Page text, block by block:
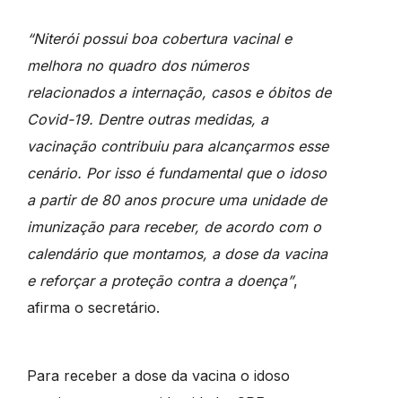
“Niterói possui boa cobertura vacinal e
melhora no quadro dos números
relacionados a internação, casos e óbitos de
Covid-19. Dentre outras medidas, a
vacinação contribuiu para alcançarmos esse
cenário. Por isso é fundamental que o idoso
a partir de 80 anos procure uma unidade de
imunização para receber, de acordo com o
calendário que montamos, a dose da vacina
e reforçar a proteção contra a doença”,
afirma o secretário.
Para receber a dose da vacina o idoso